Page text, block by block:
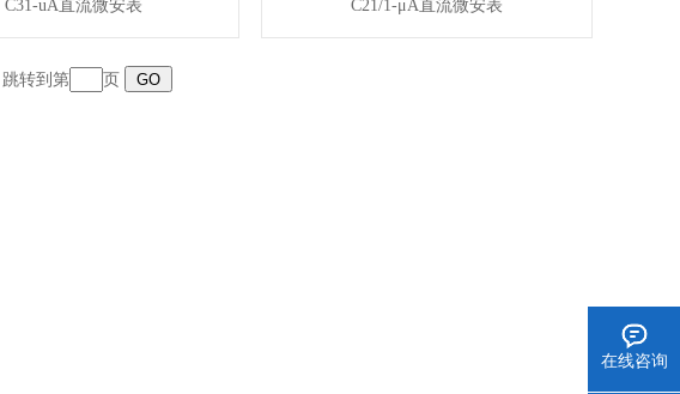
C31-uA直流微安表 C21/1-μA直流微安表
跳转到第 页
在线咨询